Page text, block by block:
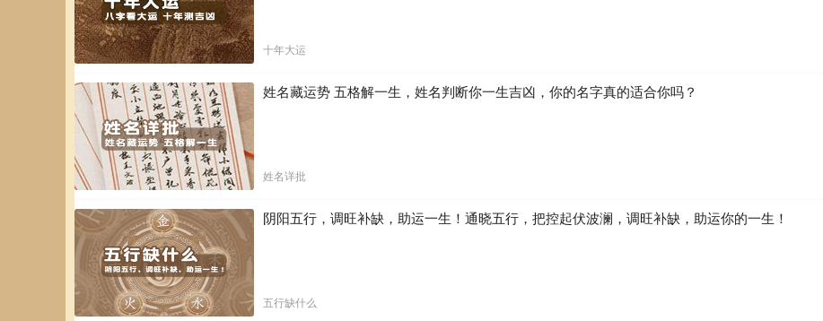
十年大运
姓名藏运势 五格解一生，姓名判断你一生吉凶，你的名字真的适合你吗？
姓名详批
阴阳五行，调旺补缺，助运一生！通晓五行，把控起伏波澜，调旺补缺，助运你的一生！
五行缺什么